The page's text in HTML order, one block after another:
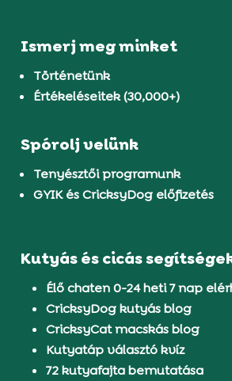
Ismerj meg minket
Történetünk
Értékeléseitek (30,000+)
Spórolj velünk
Tenyésztői programunk
GYIK és CricksyDog előfizetés
Kutyás és cicás
Élő chaten 0-24 heti 7 nap
CricksyDog kutyás blog
CricksyCat macskás blog
Kutyatáp választó kvíz
72 kutyafajta bemutatása